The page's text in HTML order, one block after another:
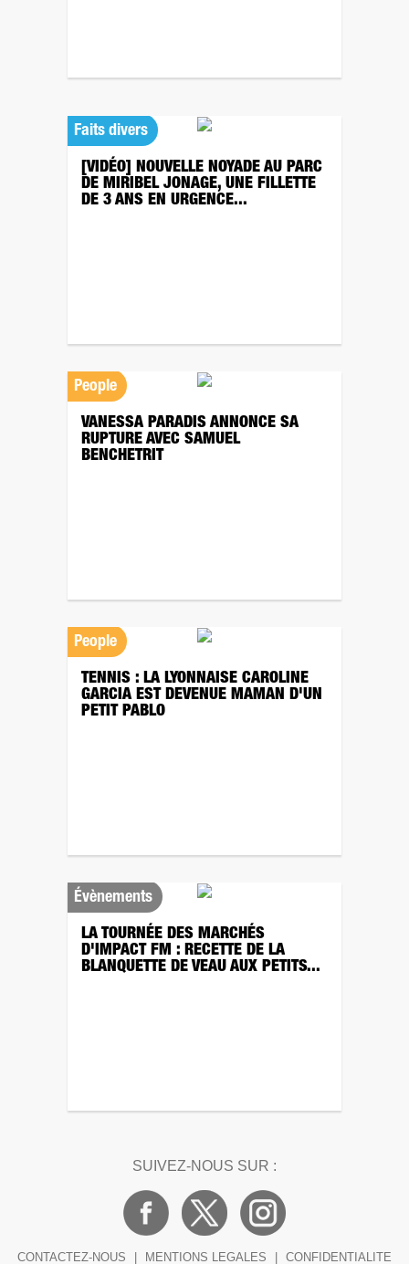
Faits divers
[VIDÉO] NOUVELLE NOYADE AU PARC
DE MIRIBEL JONAGE, UNE FILLETTE
DE 3 ANS EN URGENCE...
People
VANESSA PARADIS ANNONCE SA
RUPTURE AVEC SAMUEL
BENCHETRIT
People
TENNIS : LA LYONNAISE CAROLINE
GARCIA EST DEVENUE MAMAN D'UN
PETIT PABLO
Évènements
LA TOURNÉE DES MARCHÉS
D'IMPACT FM : RECETTE DE LA
BLANQUETTE DE VEAU AUX PETITS...
SUIVEZ-NOUS SUR :
CONTACTEZ-NOUS MENTIONS LEGALES CONFIDENTIALITE